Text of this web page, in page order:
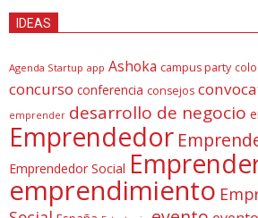
IDEAS
Agenda Startup app Ashoka campus party
concurso conferencia consejos
emprender desarrollo de negocio
Emprendedor
Emprendedor Social
emprendimiento